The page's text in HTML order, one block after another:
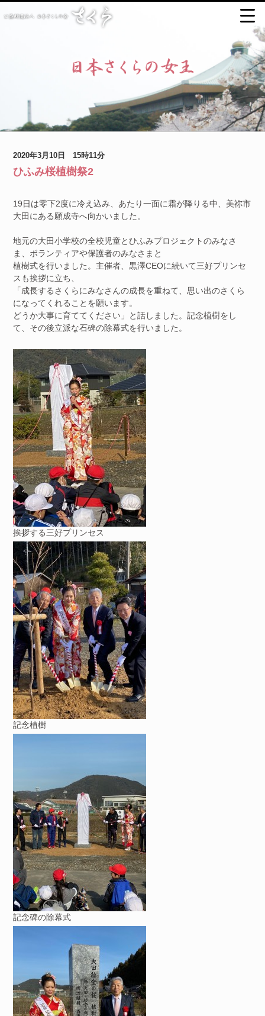
2020年3月10日 15時11分
ひふみ桜植樹祭2
19日は零下2度に冷え込み、あたり一面に霜が降りる中、美祢市
大田にある願成寺へ向かいました。
地元の大田小学校の全校児童とひふみプロジェクトのみなさ
ま、ボランティアや保護者のみなさまと
植樹式を行いました。主催者、黒澤CEOに続いて三好プリンセ
スも挨拶に立ち、
「成長するさくらにみなさんの成長を重ねて、思い出のさくら
になってくれることを願います。
どうか大事に育ててください」と話しました。記念植樹をし
て、その後立派な石碑の除幕式を行いました。
挨拶する三好プリンセス
記念植樹
記念碑の除幕式